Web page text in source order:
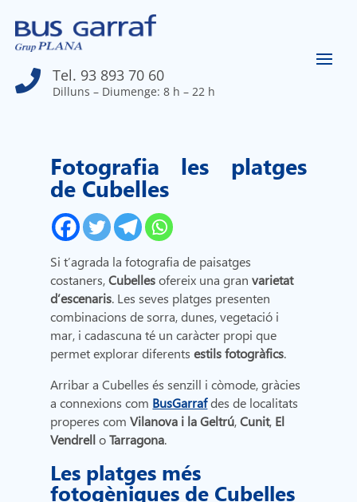
 Tel. 93 893 70 60
Dilluns – Diumenge: 8 h – 22 h
Fotografia les platges
de Cubelles
Si t’agrada la fotografia de paisatges
costaners,Cubellesofereix una granvarietat
d’escenaris. Les seves platges presenten
combinacions de sorra, dunes, vegetació i
mar, i cadascuna té un caràcter propi que
permet explorar diferents estils fotogràfics.
Arribar a Cubelles és senzill i còmode, gràcies
a connexions com BusGarrafdes de localitats
properes comVilanova i la Geltrú,Cunit, El
VendrelloTarragona.
Les platges més
fotogèniques de Cubelles